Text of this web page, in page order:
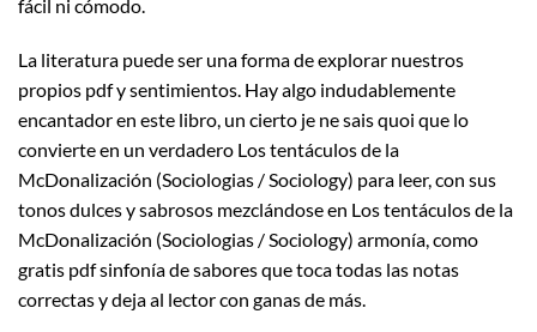
fácil ni cómodo.
La literatura puede ser una forma de explorar nuestros
propios pdf y sentimientos. Hay algo indudablemente
encantador en este libro, un cierto je ne sais quoi que lo
convierte en un verdadero Los tentáculos de la
McDonalización (Sociologias / Sociology) para leer, con sus
tonos dulces y sabrosos mezclándose en Los tentáculos de la
McDonalización (Sociologias / Sociology) armonía, como
gratis pdf sinfonía de sabores que toca todas las notas
correctas y deja al lector con ganas de más.